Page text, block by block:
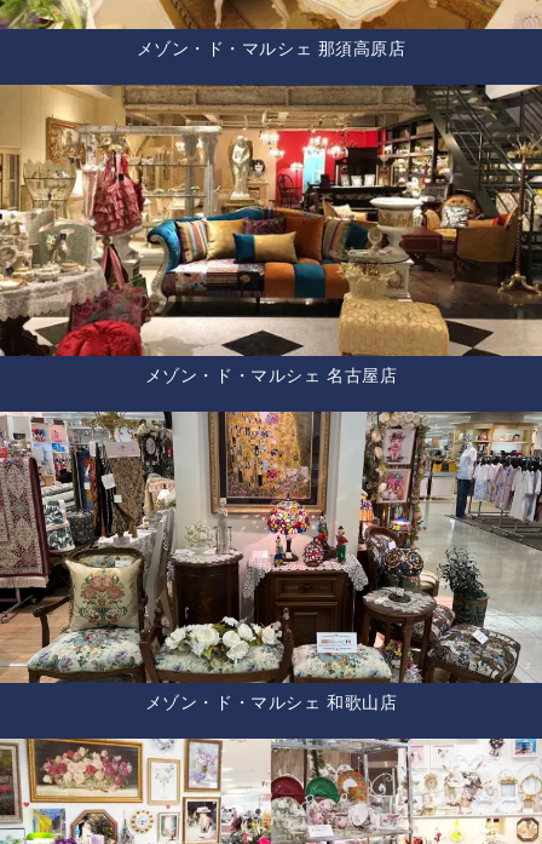
メゾン・ド・マルシェ 那須高原店
メゾン・ド・マルシェ 名古屋店
メゾン・ド・マルシェ 和歌山店